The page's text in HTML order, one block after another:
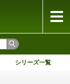
シリーズ一覧